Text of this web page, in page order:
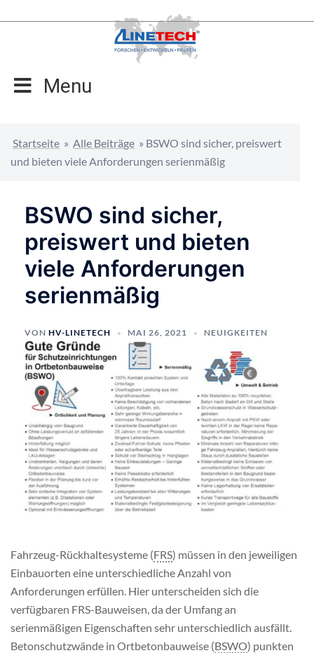
Inhalt
Menu
Startseite » Alle Beiträge » BSWO sind sicher, preiswert
und bieten viele Anforderungen serienmäßig
BSWO sind sicher,
preiswert und bieten
viele Anforderungen
serienmäßig
VON HV-LINETECH MAI 26, 2021 NEUIGKEITEN
Fahrzeug-Rückhaltesysteme (FRS) müssen in den jeweiligen
Einbauorten eine unterschiedliche Anzahl von
Anforderungen erfüllen. Hier unterscheiden sich die
verfügbaren FRS-Bauweisen, da der Umfang an
serienmäßigen Eigenschaften sehr unterschiedlich ausfällt.
Betonschutzwände in Ortbetonbauweise (BSWO) punkten